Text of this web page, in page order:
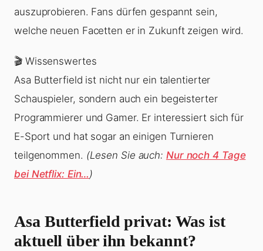
auszuprobieren. Fans dürfen gespannt sein,
welche neuen Facetten er in Zukunft zeigen wird.
🎬 Wissenswertes
Asa Butterfield ist nicht nur ein talentierter
Schauspieler, sondern auch ein begeisterter
Programmierer und Gamer. Er interessiert sich für
E-Sport und hat sogar an einigen Turnieren
teilgenommen. (Lesen Sie auch: Nur noch 4 Tage
bei Netflix: Ein…)
Asa Butterfield privat: Was ist
aktuell über ihn bekannt?